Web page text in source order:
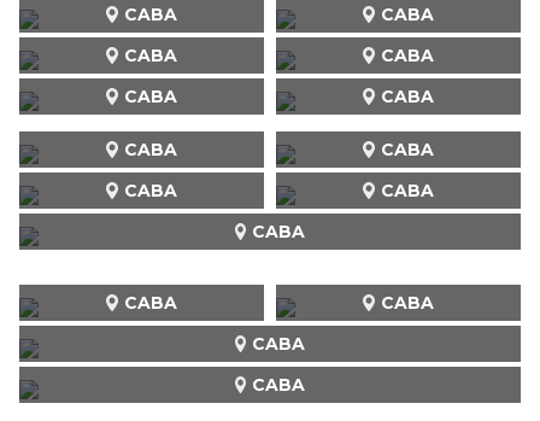
CABA
CABA
CABA
CABA
CABA
CABA
CABA CABA
CABA
CABA CABA
CABA
CABA CABA
CABA